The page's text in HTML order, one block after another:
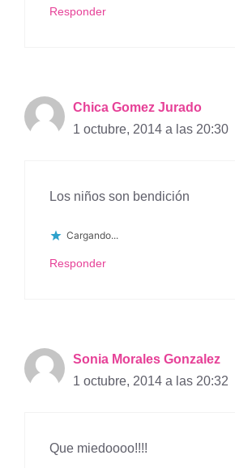
Responder
Chica Gomez Jurado
1 octubre, 2014 a las 20:30
Los niños son bendición
Cargando...
Responder
Sonia Morales Gonzalez
1 octubre, 2014 a las 20:32
Que miedoooo!!!!